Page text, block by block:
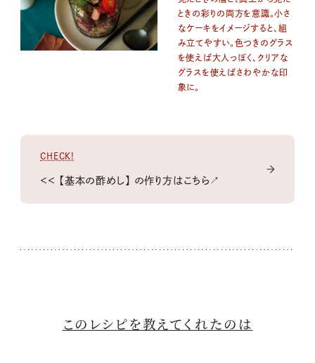
ときの彩りの両方を意識。小さ
なケーキをイメージすると、組
み立てやすい。色つきのグラス
を使えば大人っぽく、クリアな
グラスを使えばさわやかな印
象に。
CHECK!
＜＜ 【基本の酢めし】 の作り方はこちら↗
このレシピを教えてくれたのは